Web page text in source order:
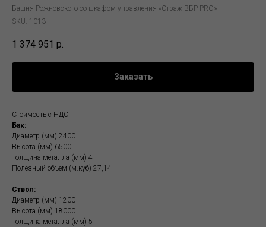
Башня Рожновского со шкафом управления «Страж-ВБР PRO»
SKU: 1013
1 374 951 р.
Заказать
Стоимость с НДС
Бак:
Диаметр (мм) 2400
Высота (мм) 6500
Толщина металла (мм) 4
Полезный объем (м.куб) 27,14
Ствол:
Диаметр (мм) 1200
Высота (мм) 18000
Толщина металла (мм) 5